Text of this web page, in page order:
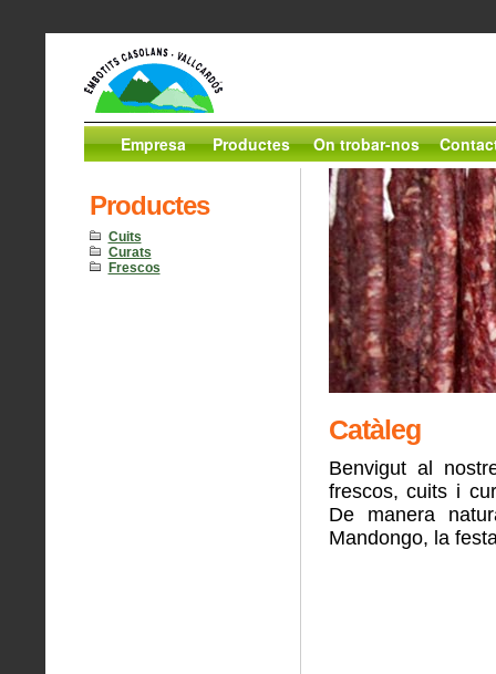
Empresa Productes On trobar-nos
Productes
Cuits
Curats
Frescos
Catàleg
Benvigut al
frescos, cuits i
De manera
Mandongo, la